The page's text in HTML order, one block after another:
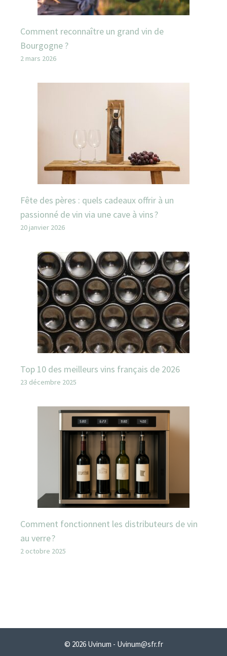
Comment reconnaître un grand vin de
Bourgogne ?
2 mars 2026
Fête des pères : quels cadeaux offrir à un
passionné de vin via une cave à vins ?
20 janvier 2026
Top 10 des meilleurs vins français de 2026
23 décembre 2025
Comment fonctionnent les distributeurs de vin
au verre ?
2 octobre 2025
© 2026 Uvinum - Uvinum@sfr.fr